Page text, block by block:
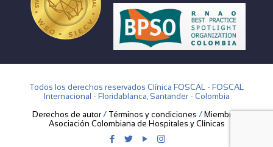
Todos los derechos reservados Clínica FOSCAL - FOSCAL
Internacional - Floridablanca, Santander - Colombia
Derechos de autor / Términos y condiciones / Miembros
Asociación Colombiana de Hospitales y Clínicas